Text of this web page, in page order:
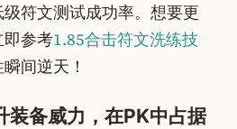
符文测试成功率。想要更
参考1.85合击符文洗练技
间逆天！
装备威力，在PK中占据